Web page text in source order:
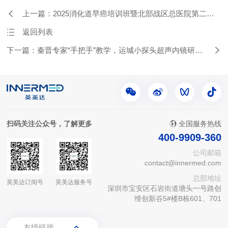
上一篇：2025消化道早癌培训班暨北部战区总医院第二届
返回列表
下一篇：秦晋专家“手把手”教学，运城小探头超声内镜研讨
扫码关注公众号，了解更多
英美达订阅号 英美达服务号
全国服务热线
400-9909-360
公司邮箱
contact@innermed.com
总部地址
深圳市宝安区石岩街道塘头一号路创
维创新谷5#楼B栋601、701